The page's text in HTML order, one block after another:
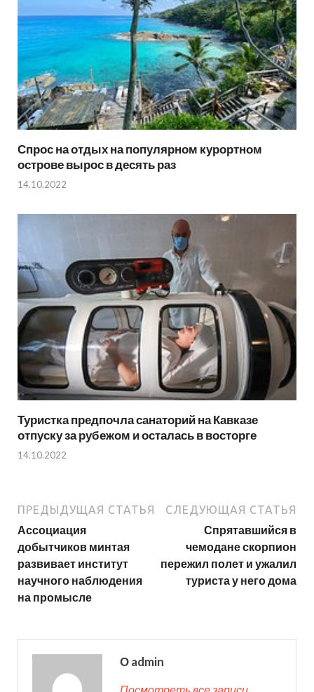
Спрос на отдых на популярном курортном
острове вырос в десять раз
14.10.2022
Туристка предпочла санаторий на Кавказе
отпуску за рубежом и осталась в восторге
14.10.2022
ПРЕДЫДУЩАЯ СТАТЬЯ
Ассоциация
добытчиков минтая
развивает институт
научного наблюдения
на промысле
СЛЕДУЮЩАЯ СТАТЬЯ
Спрятавшийся в
чемодане скорпион
пережил полет и ужалил
туриста у него дома
О admin